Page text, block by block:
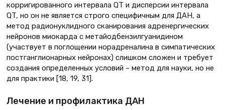
корригированного интервала QT и дисперсии интервала
QT, но он не является строго специфичным для ДАН, а
метод радионуклидного сканирования адренергических
нейронов миокарда с метайодбензилгуанидином
(участвует в поглощении норадреналина в симпатических
постганглионарных нейронах) слишком сложен и требует
создания определенных условий – метод для науки, но не
для практики [18, 19, 31].
Лечение и профилактика ДАН